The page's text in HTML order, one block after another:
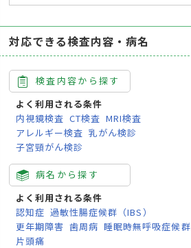
対応できる検査内容・病名
検査内容から探す
よく利用される条件
内視鏡検査 CT検査 MRI検査
アレルギー検査 乳がん検診
子宮頸がん検診
病名から探す
よく利用される条件
認知症 過敏性腸症候群（IBS）
更年期障害 歯周病 睡眠時無呼吸症候群
片頭痛